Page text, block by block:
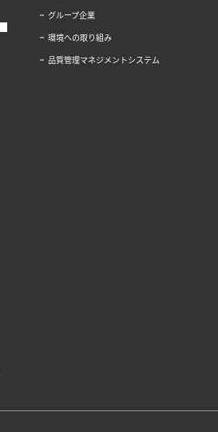
グループ企業
環境への取り組み
品質管理マネジメントシステム